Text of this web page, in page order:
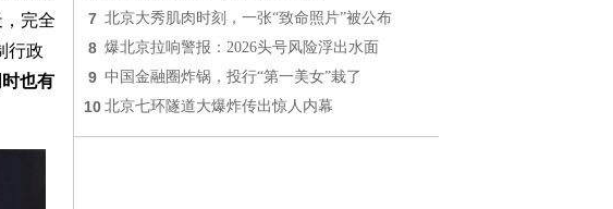
完全
行政
也有
7 北京大秀肌肉时刻，一张“致命照片”被公布
8 爆北京拉响警报：2026头号风险浮出水面
9 中国金融圈炸锅，投行“第一美女”栽了
10 北京七环隧道大爆炸传出惊人内幕